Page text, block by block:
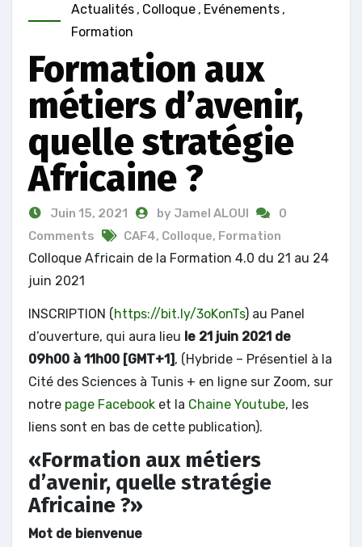
Actualités , Colloque , Evénements ,
Formation
Formation aux
métiers d’avenir,
quelle stratégie
Africaine ?
Juin 15, 2021 by Jamel ALOUI
0
Comments
CAF4, Colloque, Formation
Colloque Africain de la Formation 4.0 du 21 au 24
juin 2021
INSCRIPTION (https://bit.ly/3oKonTs) au Panel
d’ouverture, qui aura lieu le 21 juin 2021 de
09h00 à 11h00 [GMT+1] , (Hybride – Présentiel à la
Cité des Sciences à Tunis + en ligne sur Zoom, sur
notre page Facebook et la Chaine Youtube, les
liens sont en bas de cette publication).
«Formation aux métiers
d’avenir, quelle stratégie
Africaine ?»
Mot de bienvenue